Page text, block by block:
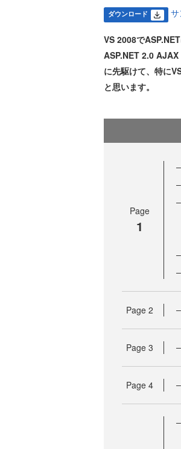
ダウンロード
VS 2008で
ASP.NET 2.0
に先駆けて、特に
と思います。
Page
1
Page 2
Page 3
Page 4